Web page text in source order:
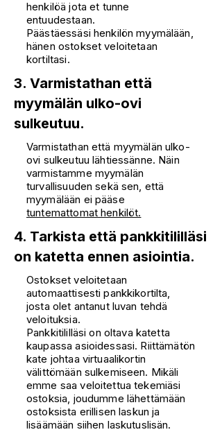
henkilöä jota et tunne
entuudestaan.
Päästäessäsi henkilön myymälään,
hänen ostokset veloitetaan
kortiltasi.
3. Varmistathan että
myymälän ulko-ovi
sulkeutuu.
Varmistathan että myymälän ulko-
ovi sulkeutuu lähtiessänne. Näin
varmistamme myymälän
turvallisuuden sekä sen, että
myymälään ei pääse
tuntemattomat henkilöt.
4. Tarkista että pankkitililläsi
on katetta ennen asiointia.
Ostokset veloitetaan
automaattisesti pankkikortilta,
josta olet antanut luvan tehdä
veloituksia.
Pankkitililläsi on oltava katetta
kaupassa asioidessasi. Riittämätön
kate johtaa virtuaalikortin
välittömään sulkemiseen. Mikäli
emme saa veloitettua tekemiäsi
ostoksia, joudumme lähettämään
ostoksista erillisen laskun ja
lisäämään siihen laskutuslisän.